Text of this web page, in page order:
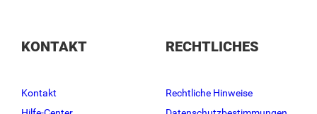
KONTAKT
Kontakt
RECHTLICHES
Rechtliche Hinweise